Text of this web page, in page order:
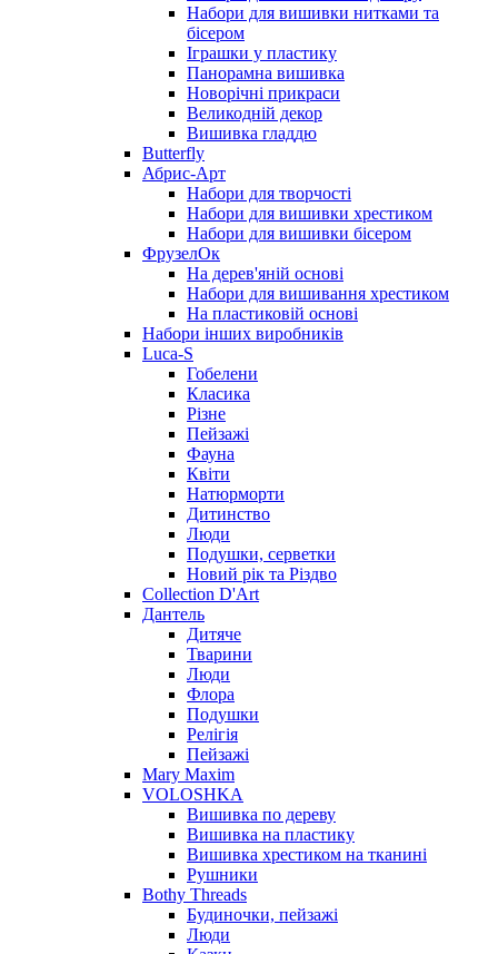
Набори для вишивки нитками та
бісером
Іграшки у пластику
Панорамна вишивка
Новорічні прикраси
Великодній декор
Вишивка гладдю
Butterfly
Абрис-Арт
Набори для творчості
Набори для вишивки хрестиком
Набори для вишивки бісером
ФрузелОк
На дерев'яній основі
Набори для вишивання хрестиком
На пластиковій основі
Набори інших виробників
Luca-S
Гобелени
Класика
Різне
Пейзажі
Фауна
Квіти
Натюрморти
Дитинство
Люди
Подушки, серветки
Новий рік та Різдво
Collection D'Art
Дантель
Дитяче
Тварини
Люди
Флора
Подушки
Релігія
Пейзажі
Mary Maxim
VOLOSHKA
Вишивка по дереву
Вишивка на пластику
Вишивка хрестиком на тканині
Рушники
Bothy Threads
Будиночки, пейзажі
Люди